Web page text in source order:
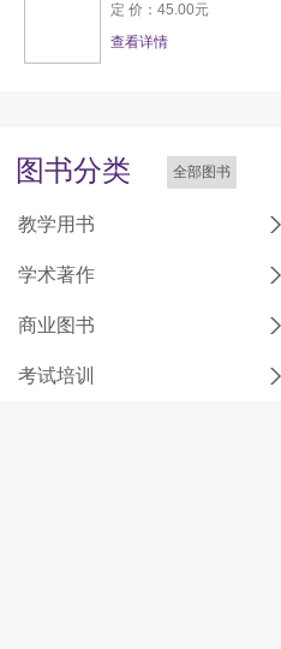
定 价：45.00元
查看详情
图书分类 全部图书
教学用书
学术著作
商业图书
考试培训